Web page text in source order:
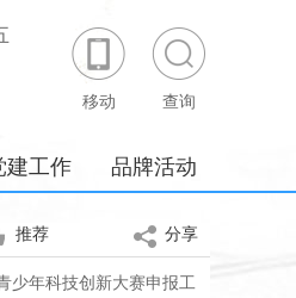
移动 查询
建工作 品牌活动
推荐 分享
少年科技创新大赛申报工